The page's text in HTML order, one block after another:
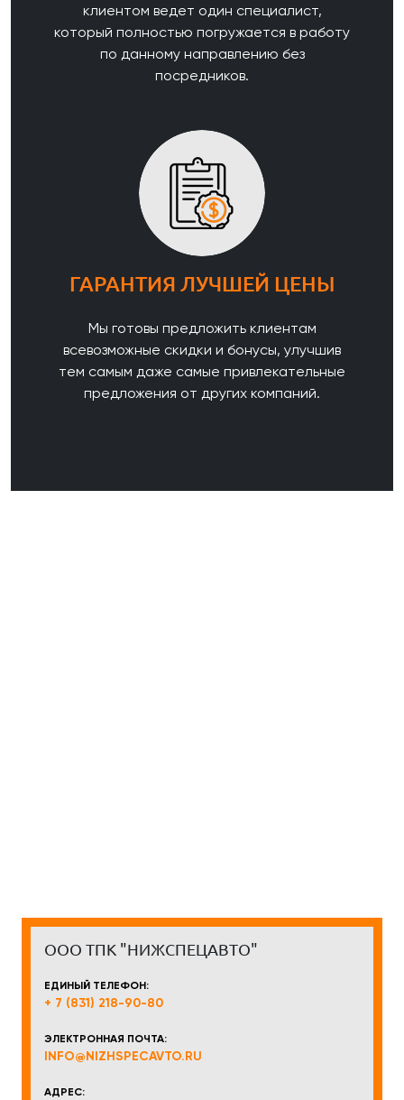
клиентом ведет один специалист,
который полностью погружается в работу
по данному направлению без
посредников.
ГАРАНТИЯ ЛУЧШЕЙ ЦЕНЫ
Мы готовы предложить клиентам
всевозможные скидки и бонусы, улучшив
тем самым даже самые привлекательные
предложения от других компаний.
ООО ТПК "НИЖСПЕЦАВТО"
ЕДИНЫЙ ТЕЛЕФОН:
+ 7 (831) 218-90-80
ЭЛЕКТРОННАЯ ПОЧТА:
INFO@NIZHSPECAVTO.RU
АДРЕС: